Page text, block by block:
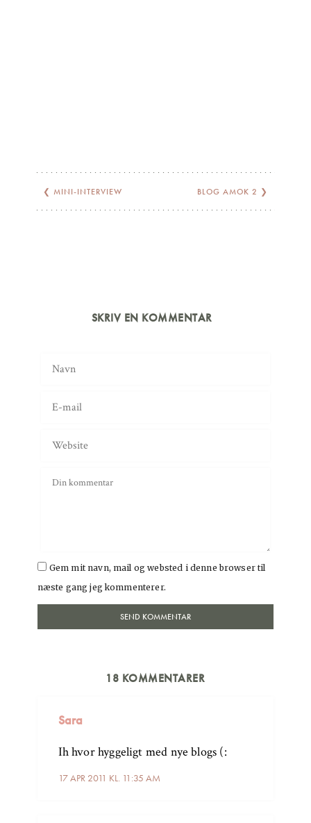
❮ MINI-INTERVIEW BLOG AMOK 2 ❯
SKRIV EN KOMMENTAR
Gem mit navn, mail og websted i denne browser til
næste gang jeg kommenterer.
18 KOMMENTARER
Sara
17 APR 2011 KL. 11:35 AM
Ih hvor hyggeligt med nye blogs (: